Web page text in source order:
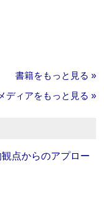
書籍をもっと見る »
ディアをもっと見る »
点からのアプロー